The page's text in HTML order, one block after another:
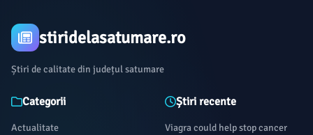
stiridelasatumare.ro
Știri de calitate din județul satumare
Categorii
Actualitate
Știri recente
Viagra could help stop cancer